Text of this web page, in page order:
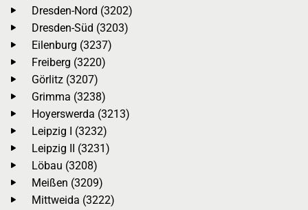
Dresden-Nord (3202)
Dresden-Süd (3203)
Eilenburg (3237)
Freiberg (3220)
Görlitz (3207)
Grimma (3238)
Hoyerswerda (3213)
Leipzig I (3232)
Leipzig II (3231)
Löbau (3208)
Meißen (3209)
Mittweida (3222)